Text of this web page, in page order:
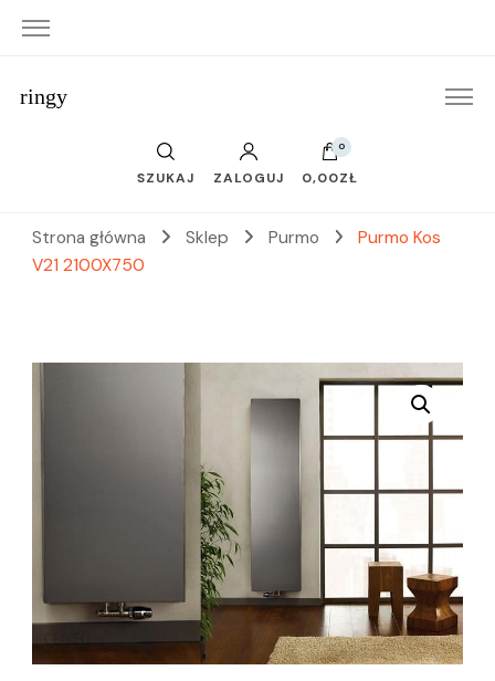
ringy
SZUKAJ ZALOGUJ
0
0,00ZŁ
Strona główna Sklep Purmo
Purmo Kos
V21 2100X750